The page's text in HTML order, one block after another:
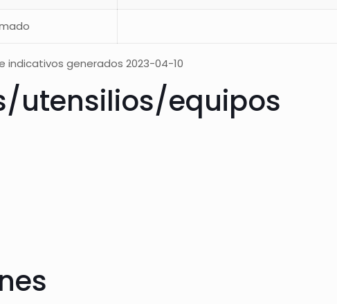
indicativos generados 2023-04-10
utensilios/equipos